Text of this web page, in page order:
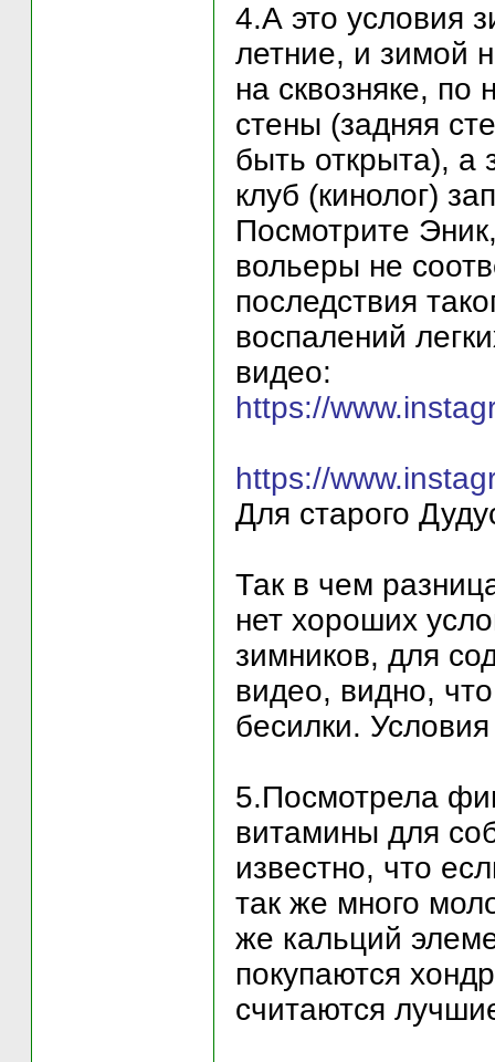
4.А это условия
летние, и зимой
на сквозняке,
стены (задняя
быть открыта), а
клуб (кинолог)
Посмотрите
вольеры не
последствия
воспалений
видео:
https://
https://
Для старого
Так в чем
нет хороших
зимников, для
видео, видно,
бесилки.
5.Посмотрела
витамины для
известно, что
так же много
же кальций
покупаются
считаются